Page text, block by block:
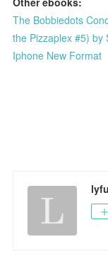
The Bobbiedots
the Pizzaplex #5) by
Iphone New Format